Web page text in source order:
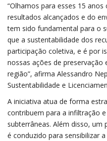
“Olhamos para esses 15
resultados alcançados e do
tem sido fundamental para o
que a sustentabilidade dos
participação coletiva, e é por
nossas ações de preservação
região”, afirma Alessandro
Sustentabilidade e
A iniciativa atua de forma
contribuem para a infiltração
subterrâneas. Além disso, um
é conduzido para sensibilizar